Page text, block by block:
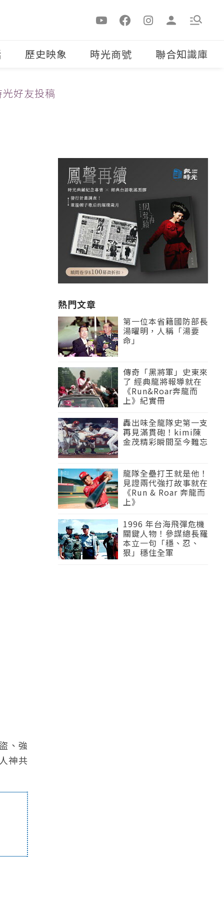
歷史映象 時光商號 聯合知識庫
光好友投稿
、強
神共
熱門文章
第一位本省籍國防部長
湯曜明，人稱「湯要
命」
傳奇「黑將軍」史東來
了 經典龍將報導就在
《Run&Roar奔龍而
上》紀實冊
轟出味全龍隊史第一支
再見滿貫砲！kimi陳
金茂精彩瞬間至今難忘
龍隊全壘打王就是他！
見證兩代強打故事就在
《Run & Roar 奔龍而
上》
1996 年台海飛彈危機
關鍵人物！參謀總長羅
本立一句「穩、忍、
狠」穩住全軍